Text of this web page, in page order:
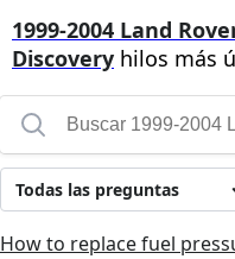
1999-2004 Land
Discovery hilos más
Todas las preguntas
How to replace fuel